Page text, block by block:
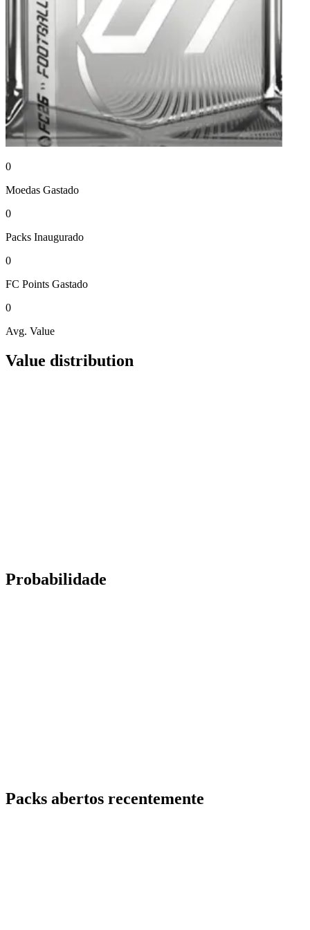
0
Moedas Gastado
0
Packs Inaugurado
0
FC Points Gastado
0
Avg. Value
Value distribution
Probabilidade
Packs abertos recentemente